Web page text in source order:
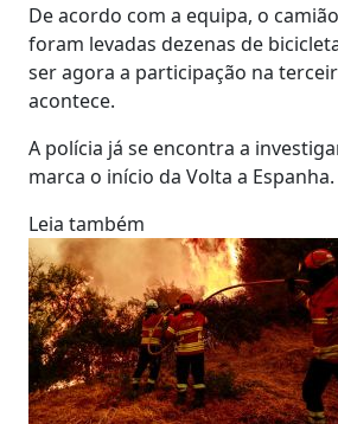
De acordo com a equipa, o
foram levadas dezenas de
ser agora a participação na
acontece.
A polícia já se encontra a
marca o início da Volta a Espanha.
Leia também